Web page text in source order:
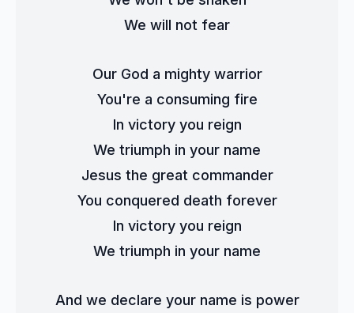
We will not fear
Our God a mighty warrior
You're a consuming fire
In victory you reign
We triumph in your name
Jesus the great commander
You conquered death forever
In victory you reign
We triumph in your name
And we declare your name is power